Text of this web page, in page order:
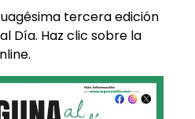
tercera edición
Día. Haz clic sobre la